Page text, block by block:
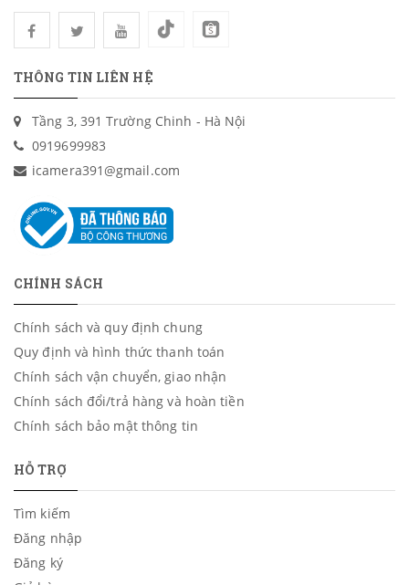
THÔNG TIN LIÊN HỆ
Tầng 3, 391 Trường Chinh - Hà Nội
0919699983
icamera391@gmail.com
CHÍNH SÁCH
Chính sách và quy định chung
Quy định và hình thức thanh toán
Chính sách vận chuyển, giao nhận
Chính sách đổi/trả hàng và hoàn tiền
Chính sách bảo mật thông tin
HỖ TRỢ
Tìm kiếm
Đăng nhập
Đăng ký